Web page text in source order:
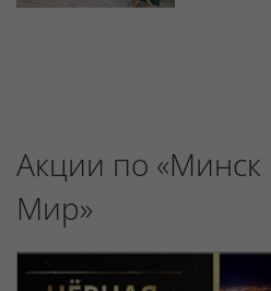
Акции по «Минск
Мир»